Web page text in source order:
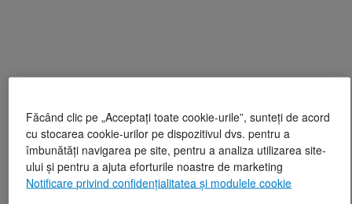
Făcând clic pe „Acceptați toate cookie-urile”, sunteți de acord
cu stocarea cookie-urilor pe dispozitivul dvs. pentru a
îmbunătăți navigarea pe site, pentru a analiza utilizarea site-
ului și pentru a ajuta eforturile noastre de marketing
Notificare privind confidențialitatea și modulele cookie